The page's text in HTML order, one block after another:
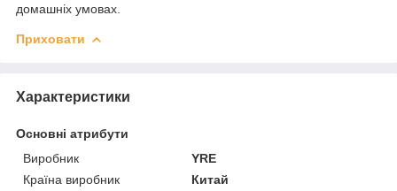
домашніх умовах.
Приховати
Характеристики
Основні атрибути
Виробник
YRE
Країна виробник
Китай